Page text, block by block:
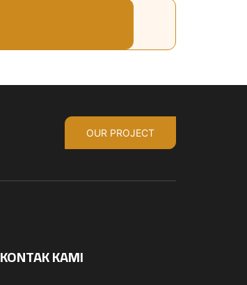
OUR PROJECT
KONTAK KAMI